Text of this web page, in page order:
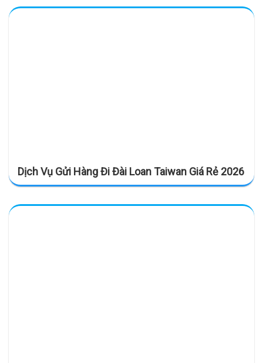
Dịch Vụ Gửi Hàng Đi Đài Loan Taiwan Giá Rẻ 2026